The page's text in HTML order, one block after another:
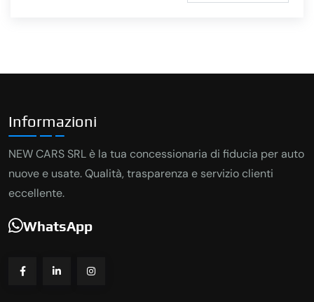
Informazioni
NEW CARS SRL è la tua concessionaria di fiducia per auto
nuove e usate. Qualità, trasparenza e servizio clienti
eccellente.
WhatsApp